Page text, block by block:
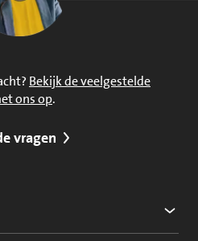
Bekijk de veelgestelde
ons op.
vragen